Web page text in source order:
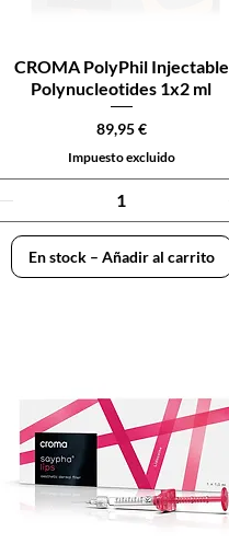
CROMA PolyPhil Injectable
Polynucleotides 1x2 ml
Precio
89,95 €
Impuesto excluido
En stock – Añadir al carrito